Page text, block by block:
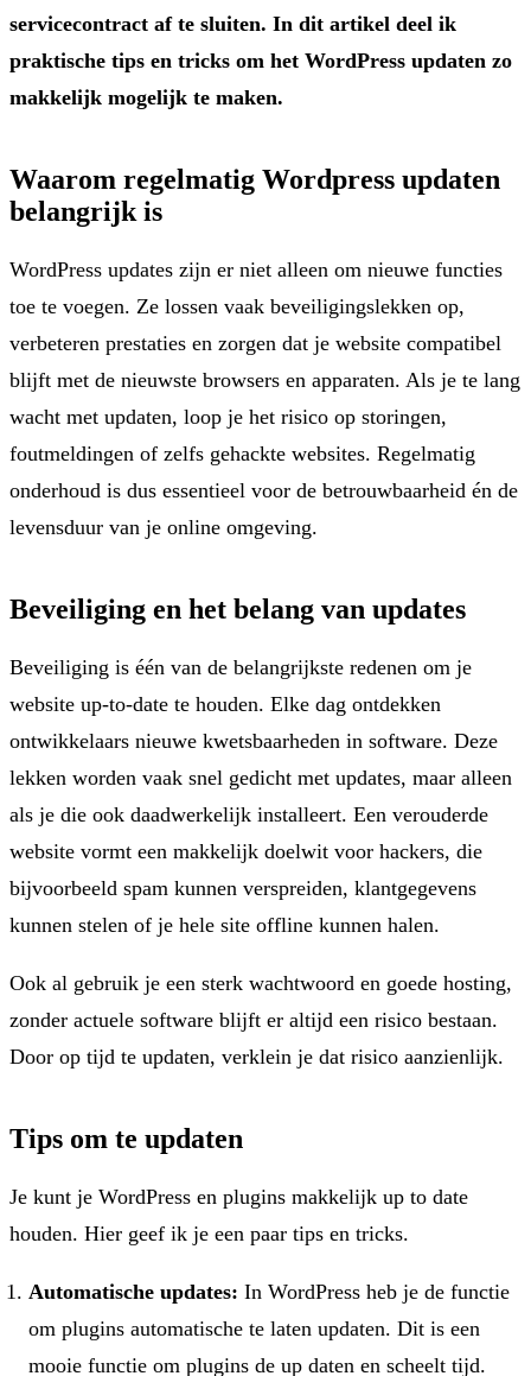
servicecontract af te sluiten. In dit artikel deel ik
praktische tips en tricks om het WordPress updaten zo
makkelijk mogelijk te maken.
Waarom regelmatig Wordpress updaten
belangrijk is
WordPress updates zijn er niet alleen om nieuwe functies
toe te voegen. Ze lossen vaak beveiligingslekken op,
verbeteren prestaties en zorgen dat je website compatibel
blijft met de nieuwste browsers en apparaten. Als je te lang
wacht met updaten, loop je het risico op storingen,
foutmeldingen of zelfs gehackte websites. Regelmatig
onderhoud is dus essentieel voor de betrouwbaarheid én de
levensduur van je online omgeving.
Beveiliging en het belang van updates
Beveiliging is één van de belangrijkste redenen om je
website up-to-date te houden. Elke dag ontdekken
ontwikkelaars nieuwe kwetsbaarheden in software. Deze
lekken worden vaak snel gedicht met updates, maar alleen
als je die ook daadwerkelijk installeert. Een verouderde
website vormt een makkelijk doelwit voor hackers, die
bijvoorbeeld spam kunnen verspreiden, klantgegevens
kunnen stelen of je hele site offline kunnen halen.
Ook al gebruik je een sterk wachtwoord en goede hosting,
zonder actuele software blijft er altijd een risico bestaan.
Door op tijd te updaten, verklein je dat risico aanzienlijk.
Tips om te updaten
Je kunt je WordPress en plugins makkelijk up to date
houden. Hier geef ik je een paar tips en tricks.
Automatische updates: In WordPress heb je de functie
om plugins automatische te laten updaten. Dit is een
mooie functie om plugins de up daten en scheelt tijd.